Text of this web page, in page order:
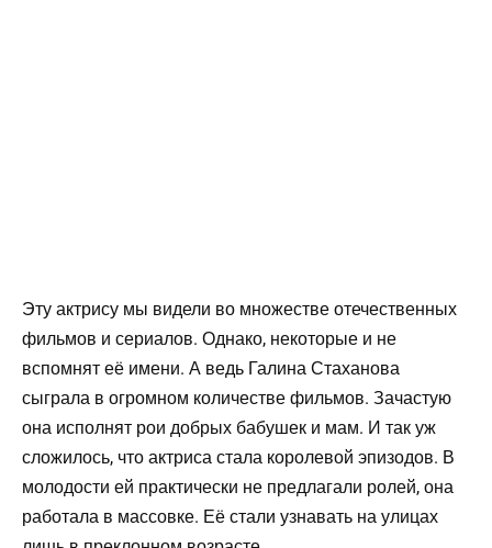
Эту актрису мы видели во множестве отечественных
фильмов и сериалов. Однако, некоторые и не
вспомнят её имени. А ведь Галина Стаханова
сыграла в огромном количестве фильмов. Зачастую
она исполнят рои добрых бабушек и мам. И так уж
сложилось, что актриса стала королевой эпизодов. В
молодости ей практически не предлагали ролей, она
работала в массовке. Её стали узнавать на улицах